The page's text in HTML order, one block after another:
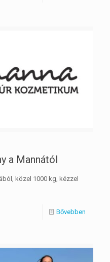
a Mannától
közel 1000 kg, kézzel
Bővebben